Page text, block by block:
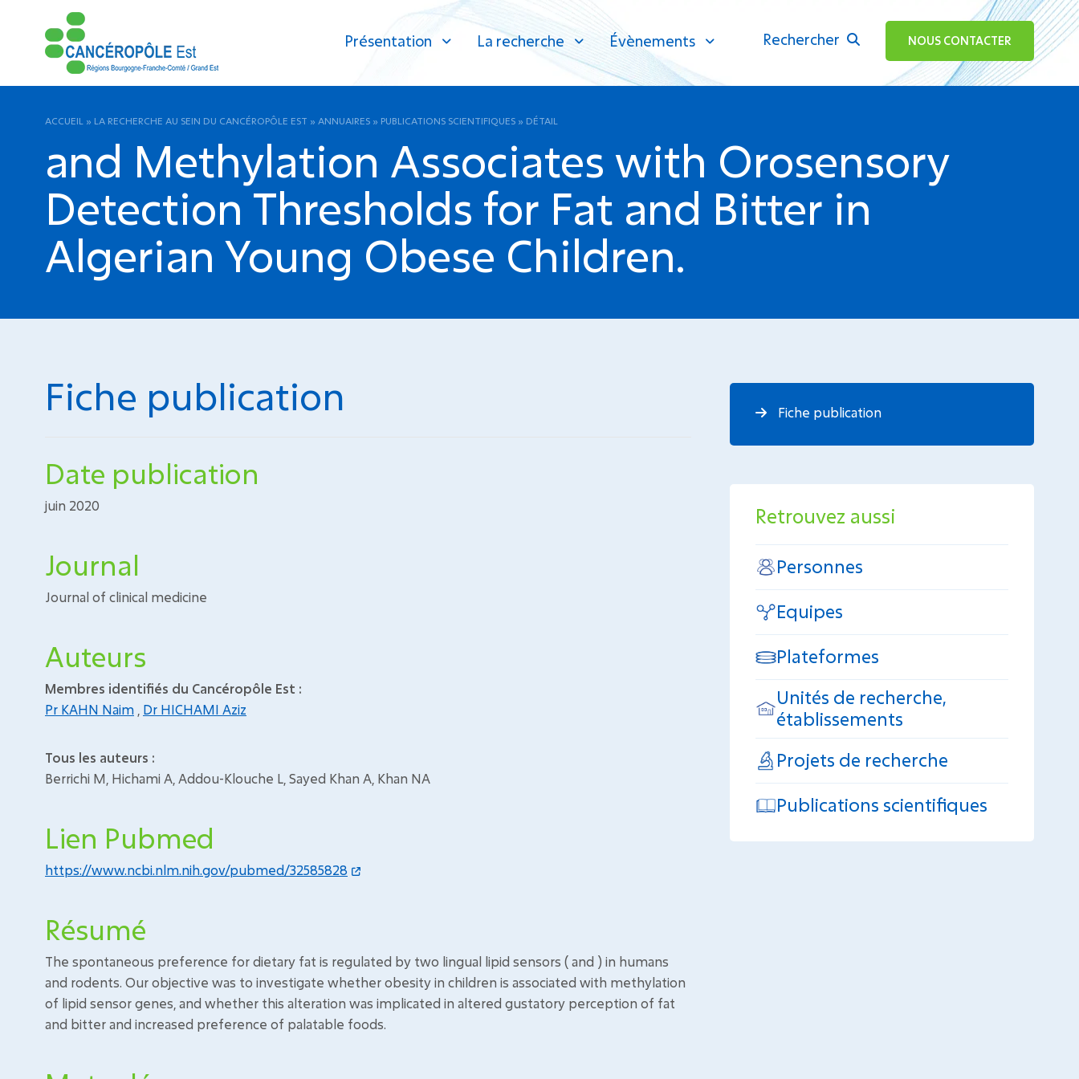
Présentation La recherche Évènements Rechercher
ok NOUS CONTACTER
ACCUEIL » LA RECHERCHE AU SEIN DU CANCÉROPÔLE EST » ANNUAIRES » PUBLICATIONS SCIENTIFIQUES » DÉTAIL
and Methylation Associates with Orosensory
Detection Thresholds for Fat and Bitter in
Algerian Young Obese Children.
Fiche publication
Date publication
juin 2020
Journal
Journal of clinical medicine
Auteurs
Membres identifiés du Cancéropôle Est :
Pr KAHN Naim Dr HICHAMI Aziz
Tous les auteurs :
Berrichi M, Hichami A, Addou-Klouche L, Sayed Khan A, Khan NA
Lien Pubmed
https://www.ncbi.nlm.nih.gov/pubmed/32585828
Résumé
The spontaneous preference for dietary fat is regulated by two lingual lipid sensors ( and ) in humans
and rodents. Our objective was to investigate whether obesity in children is associated with methylation
of lipid sensor genes, and whether this alteration was implicated in altered gustatory perception of fat
and bitter and increased preference of palatable foods.
Fiche publication
Retrouvez aussi
Personnes
Equipes
Plateformes
Unités de recherche,
établissements
Projets de recherche
Publications scientifiques